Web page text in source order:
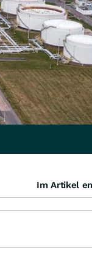
Im Artikel